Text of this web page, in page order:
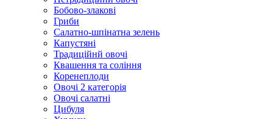
Бобово-злакові
Гриби
Салатно-шпінатна зелень
Капустяні
Традиційнй овочі
Квашення та соління
Корeнеплоди
Овочі 2 категорія
Овочі салатні
Цибуля